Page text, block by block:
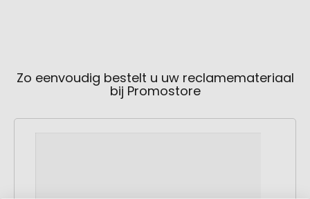
Zo eenvoudig bestelt u uw reclamemateriaal
bij Promostore